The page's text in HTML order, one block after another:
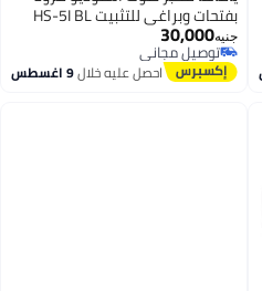
بفتحات وبراغي للتثبيت HS-5I BL
أسود/فضي
جنيه30,000
توصيل مجاني
توصيل مجانياحصل عليه خلال9 اغسطس